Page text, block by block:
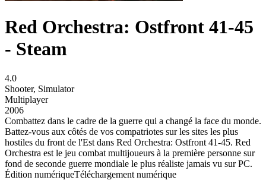
Red Orchestra: Ostfront 41-45
- Steam
4.0
Shooter, Simulator
Multiplayer
2006
Combattez dans le cadre de la guerre qui a changé la face du monde.
Battez-vous aux côtés de vos compatriotes sur les sites les plus
hostiles du front de l'Est dans Red Orchestra: Ostfront 41-45. Red
Orchestra est le jeu combat multijoueurs à la première personne sur
fond de seconde guerre mondiale le plus réaliste jamais vu sur PC.
Édition numériqueTéléchargement numérique